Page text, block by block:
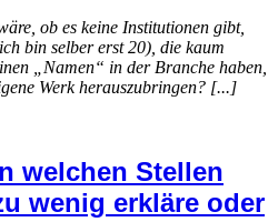
ob es keine Institutionen gibt,
bin selber erst 20), die kaum
„Namen“ in der Branche haben,
Werk herauszubringen? [...]
welchen Stellen
wenig erkläre oder